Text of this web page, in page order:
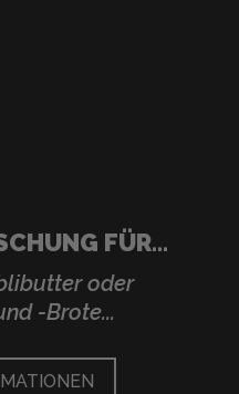
FÜR...
oder
-Brote...